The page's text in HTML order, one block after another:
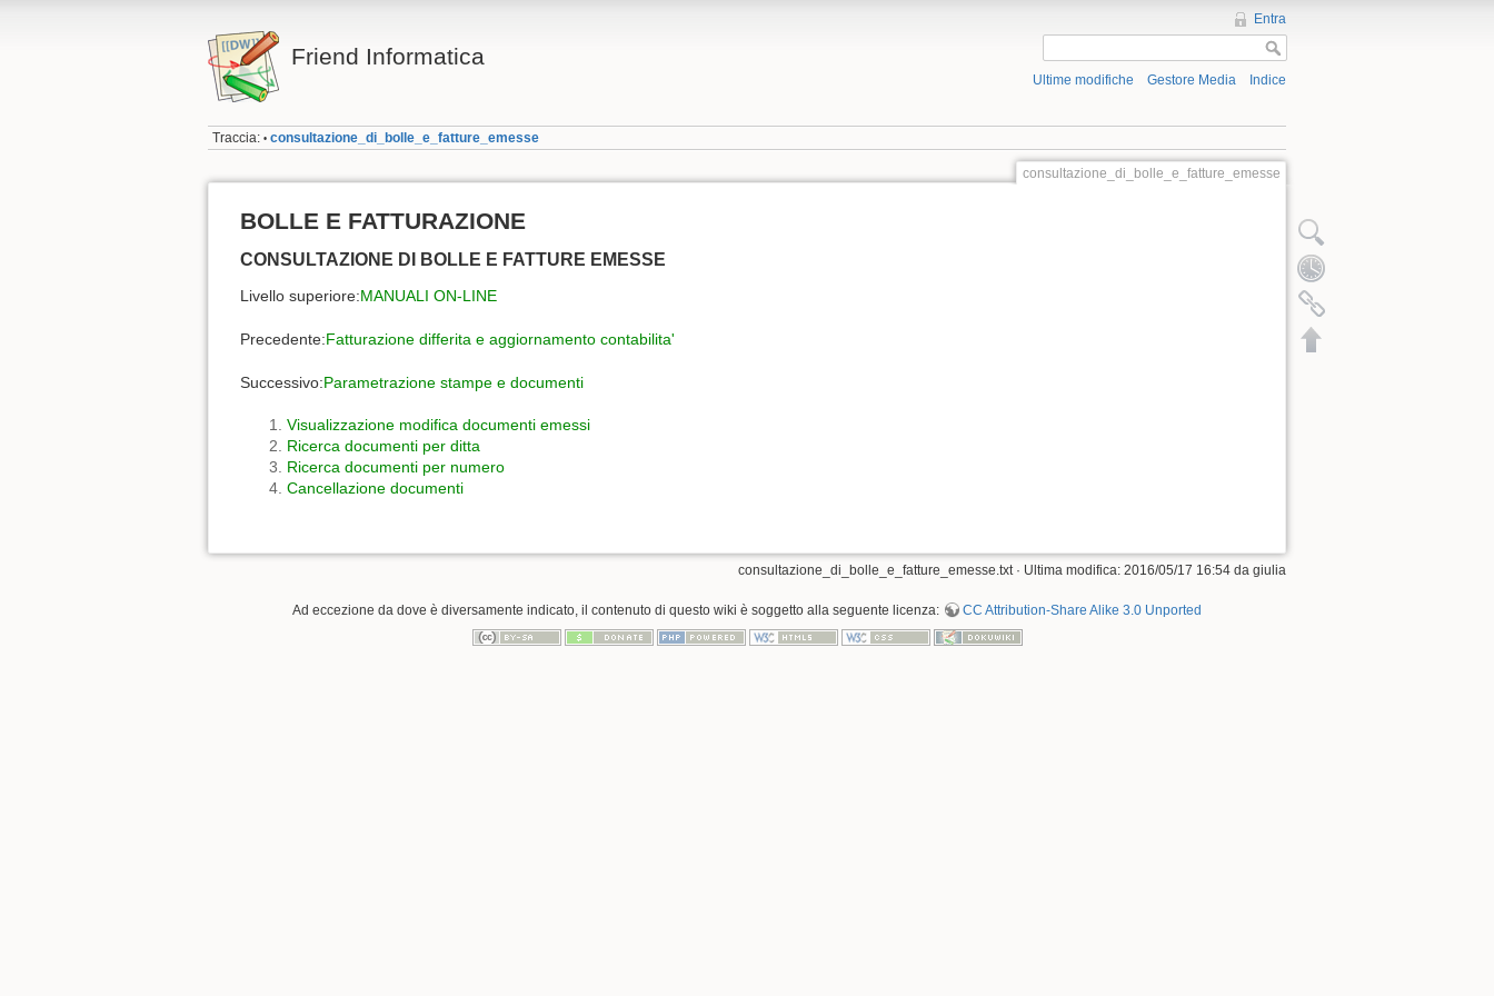
Friend Informatica
Entra
Ultime modifiche Gestore Media Indice
Traccia: • consultazione_di_bolle_e_fatture_emesse
consultazione_di_bolle_e_fatture_emesse
BOLLE E FATTURAZIONE
CONSULTAZIONE DI BOLLE E FATTURE EMESSE
Livello superiore:MANUALI ON-LINE
Precedente:Fatturazione differita e aggiornamento contabilita'
Successivo:Parametrazione stampe e documenti
Visualizzazione modifica documenti emessi
Ricerca documenti per ditta
Ricerca documenti per numero
Cancellazione documenti
consultazione_di_bolle_e_fatture_emesse.txt · Ultima modifica: 2016/05/17 16:54 da giulia
Ad eccezione da dove è diversamente indicato, il contenuto di questo wiki è soggetto alla seguente licenza: CC Attribution-Share Alike 3.0 Unported